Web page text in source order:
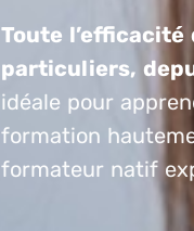
Toute l’efficacité
particuliers,
idéale pour
formation
formateur natif